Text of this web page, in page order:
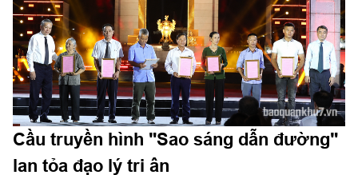
phố Hồ Chí Minh, cán bộ, chiến sĩ LLVT Quân khu 7.
Cầu truyền hình "Sao sáng dẫn đường"
lan tỏa đạo lý tri ân